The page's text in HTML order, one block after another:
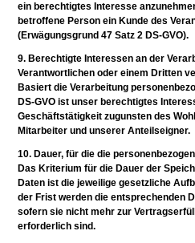
ein berechtigtes Interesse
betroffene Person ein Kunde des
(Erwägungsgrund 47 Satz 2 DS-GVO).
9. Berechtigte Interessen an der
Verantwortlichen oder einem Dritten
Basiert die Verarbeitung
DS-GVO ist unser berechtigtes
Geschäftstätigkeit zugunsten des
Mitarbeiter und unserer Anteilseigner.
10. Dauer, für die die
Das Kriterium für die Dauer der
Daten ist die jeweilige gesetzliche
der Frist werden die entsprechenden
sofern sie nicht mehr zur
erforderlich sind.